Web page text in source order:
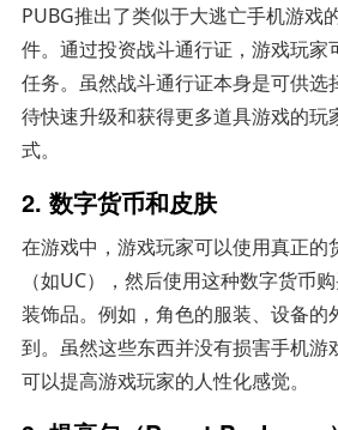
PUBG推出了类似于大逃亡手机游戏
件。通过投资战斗通行证，游戏玩家
任务。虽然战斗通行证本身是可供选
待快速升级和获得更多道具游戏的玩
式。
2. 数字货币和皮肤
在游戏中，游戏玩家可以使用真正的
（如UC），然后使用这种数字货币
装饰品。例如，角色的服装、设备的
到。虽然这些东西并没有损害手机游
可以提高游戏玩家的人性化感觉。